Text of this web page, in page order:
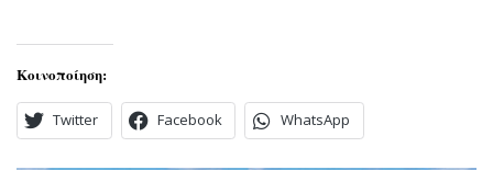
Κοινοποίηση:
Twitter Facebook WhatsApp